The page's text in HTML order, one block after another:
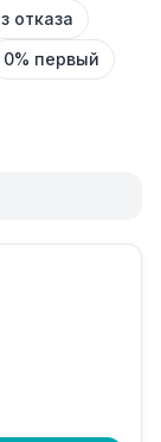
отказа
0% первый